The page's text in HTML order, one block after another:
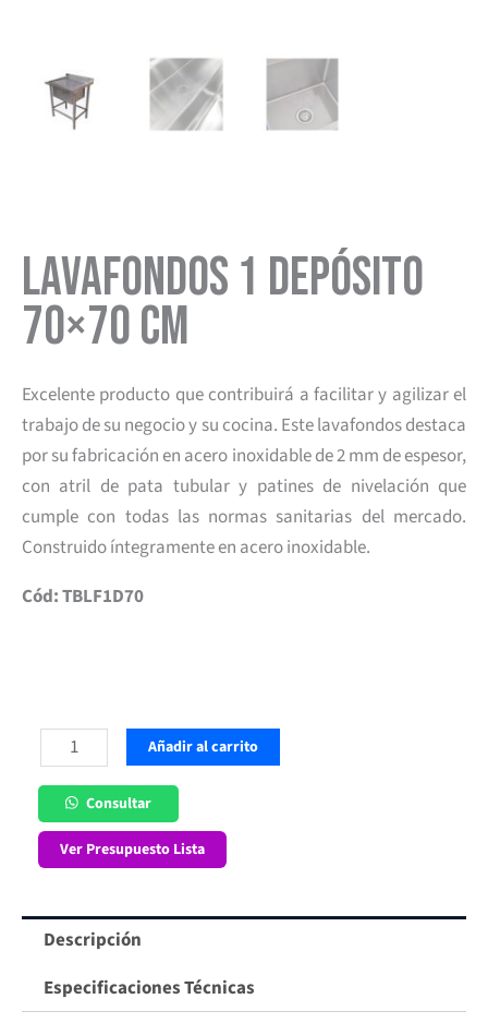
Lavafondos 1 Depósito
70×70 cm
Excelente producto que contribuirá a facilitar y agilizar el
trabajo de su negocio y su cocina. Este lavafondos destaca
por su fabricación en acero inoxidable de 2 mm de espesor,
con atril de pata tubular y patines de nivelación que
cumple con todas las normas sanitarias del mercado.
Construido íntegramente en acero inoxidable.
Cód: TBLF1D70
Lavafondos
1
Depósito
70x70
cm
Añadir al carrito
Consultar
Ver Presupuesto Lista
Descripción
Especificaciones Técnicas